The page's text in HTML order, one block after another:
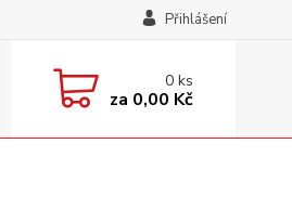
Přihlášení
0ks
za 0,00 Kč